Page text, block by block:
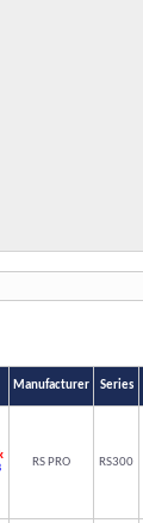
Manufacturer Series
RS PRO RS300